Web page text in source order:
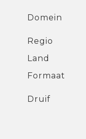
Domein
Regio
Land
Formaat
Druif